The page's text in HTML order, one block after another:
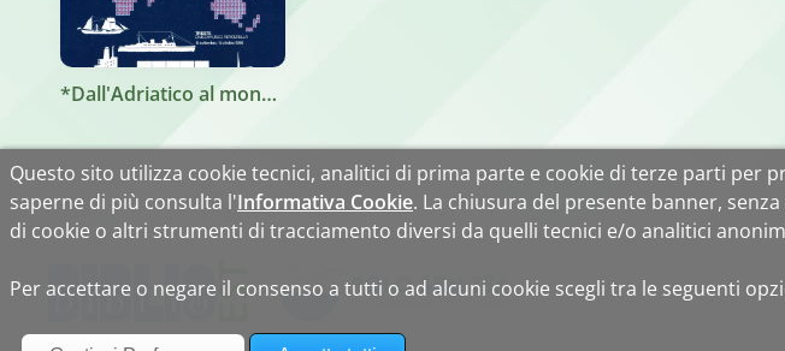
*Dall'Adriatico al mondo : mostra del centocinquantenario : Lloyd triestino, 1836-1986 : Trieste, Civico museo Revoltella, 15 settembre-15 ottobre 1986. - Trieste : Lloyd triestino di navigazione, 1986. - 407 p. : ill. ; 23x23 cm.
Questo sito utilizza cookie tecnici, analitici di prima parte e cookie di terze parti
saperne di più consulta l'Informativa Cookie. La chiusura del presente banner,
di cookie o altri strumenti di tracciamento diversi da quelli tecnici e/o analitici
Per accettare o negare il consenso a tutti o ad alcuni cookie scegli tra le seguenti